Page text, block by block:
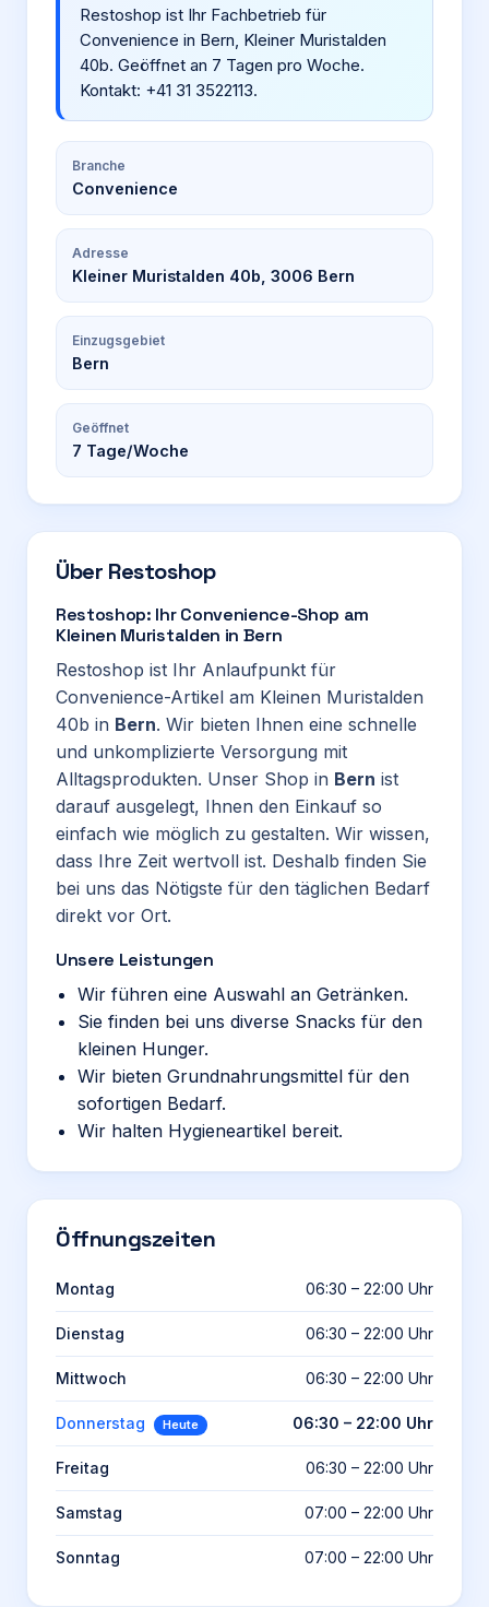
Restoshop ist Ihr Fachbetrieb für
Convenience in Bern, Kleiner Muristalden
40b. Geöffnet an 7 Tagen pro Woche.
Kontakt: +41 31 3522113.
Branche
Convenience
Adresse
Kleiner Muristalden 40b, 3006 Bern
Einzugsgebiet
Bern
Geöffnet
7 Tage/Woche
Über Restoshop
Restoshop: Ihr Convenience-Shop am
Kleinen Muristalden in Bern
Restoshop ist Ihr Anlaufpunkt für
Convenience-Artikel am Kleinen Muristalden
40b in Bern. Wir bieten Ihnen eine schnelle
und unkomplizierte Versorgung mit
Alltagsprodukten. Unser Shop in Bern ist
darauf ausgelegt, Ihnen den Einkauf so
einfach wie möglich zu gestalten. Wir wissen,
dass Ihre Zeit wertvoll ist. Deshalb finden Sie
bei uns das Nötigste für den täglichen Bedarf
direkt vor Ort.
Unsere Leistungen
Wir führen eine Auswahl an Getränken.
Sie finden bei uns diverse Snacks für den
kleinen Hunger.
Wir bieten Grundnahrungsmittel für den
sofortigen Bedarf.
Wir halten Hygieneartikel bereit.
Öffnungszeiten
Montag 06:30 – 22:00 Uhr
Dienstag 06:30 – 22:00 Uhr
Mittwoch 06:30 – 22:00 Uhr
Donnerstag Heute 06:30 – 22:00 Uhr
Freitag 06:30 – 22:00 Uhr
Samstag 07:00 – 22:00 Uhr
Sonntag 07:00 – 22:00 Uhr